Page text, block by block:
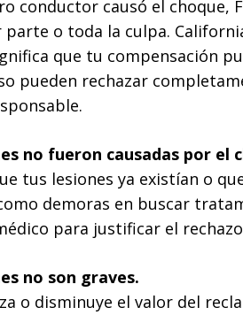
conductor causó el choque,
o toda la culpa.
que tu compensación
pueden rechazar
no fueron causadas por el
tus lesiones ya existían o
demoras en buscar
para justificar el
no son graves.
o disminuye el valor del